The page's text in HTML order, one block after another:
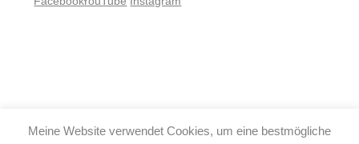
Meine Website verwendet Cookies, um eine bestmögliche